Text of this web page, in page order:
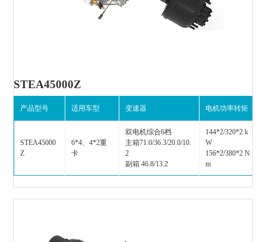
STEA45000Z
产品型号 适用车型 变速器 电机功率转矩
STEA45000
Z
6*4、4*2重
卡
双电机综合6档
主箱71.0/36.3/20.0/10.
2
副箱 46.8/13.2
144*2/320*2 k
W
156*2/380*2 N
m